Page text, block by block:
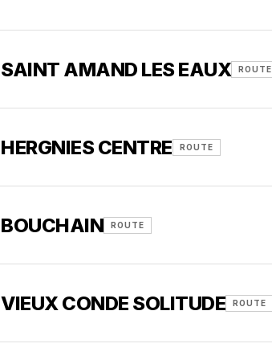
SAINT AMAND LES EAUX ROUTE
HERGNIES CENTRE ROUTE
BOUCHAIN ROUTE
VIEUX CONDE SOLITUDE ROUTE